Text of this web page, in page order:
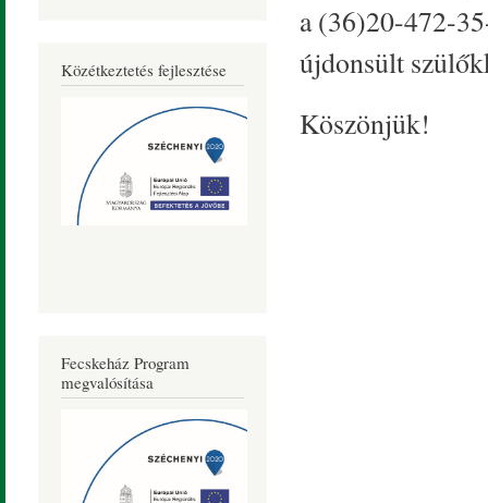
Közétkeztetés fejlesztése
Fecskeház Program
megvalósítása
a (36)20-472-
újdonsült
Köszönjük!